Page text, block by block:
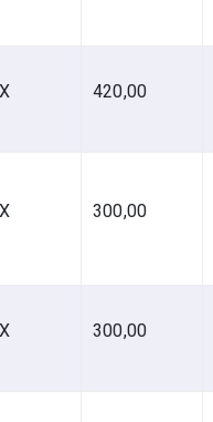
420,00
300,00
300,00